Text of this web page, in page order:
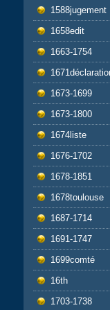
1588jugement
1658edit
1663-1754
1673-1699
1673-1800
1674liste
1676-1702
1678-1851
1678toulouse
1687-1714
1691-1747
1699comté
16th
1703-1738